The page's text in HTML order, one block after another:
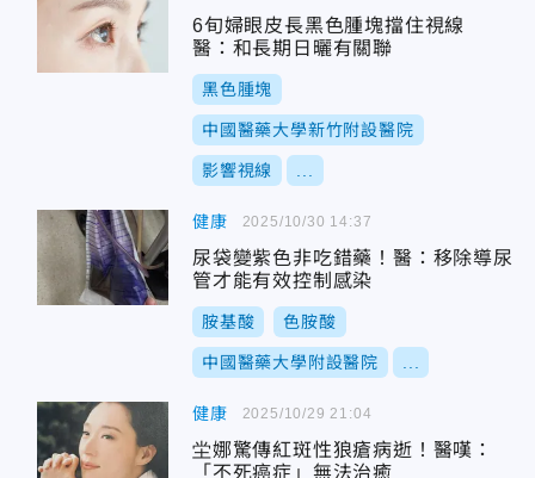
6旬婦眼皮長黑色腫塊擋住視線
醫：和長期日曬有關聯
黑色腫塊
中國醫藥大學新竹附設醫院
影響視線
健康
尿袋變紫色非吃錯藥！醫：移除導尿
管才能有效控制感染
胺基酸 色胺酸
中國醫藥大學附設醫院
2025/10/30 14:37
健康
坣娜驚傳紅斑性狼瘡病逝！醫嘆：
「不死癌症」無法治癒
2025/10/29 21:04